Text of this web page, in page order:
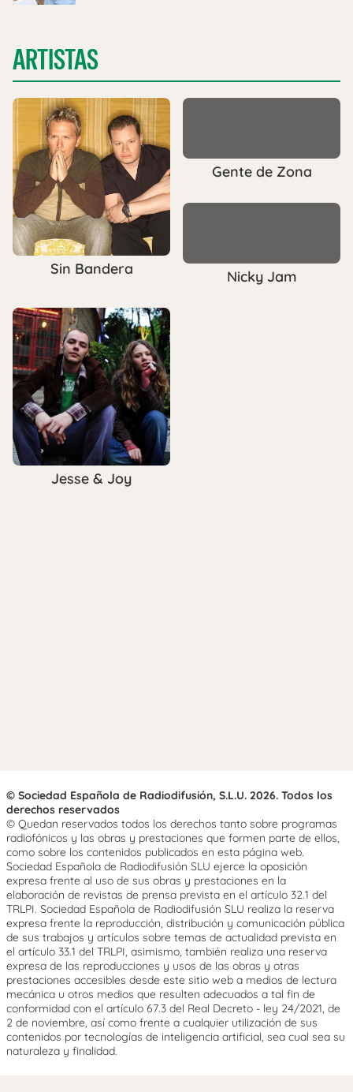
ARTISTAS
Sin Bandera
Gente de Zona
Nicky Jam
Jesse & Joy
© Sociedad Española de Radiodifusión, S.L.U. 2026. Todos los
derechos reservados
© Quedan reservados todos los derechos tanto sobre programas
radiofónicos y las obras y prestaciones que formen parte de ellos,
como sobre los contenidos publicados en esta página web.
Sociedad Española de Radiodifusión SLU ejerce la oposición
expresa frente al uso de sus obras y prestaciones en la
elaboración de revistas de prensa prevista en el artículo 32.1 del
TRLPI. Sociedad Española de Radiodifusión SLU realiza la reserva
expresa frente la reproducción, distribución y comunicación pública
de sus trabajos y artículos sobre temas de actualidad prevista en
el artículo 33.1 del TRLPI, asimismo, también realiza una reserva
expresa de las reproducciones y usos de las obras y otras
prestaciones accesibles desde este sitio web a medios de lectura
mecánica u otros medios que resulten adecuados a tal fin de
conformidad con el artículo 67.3 del Real Decreto - ley 24/2021, de
2 de noviembre, así como frente a cualquier utilización de sus
contenidos por tecnologías de inteligencia artificial, sea cual sea su
naturaleza y finalidad.